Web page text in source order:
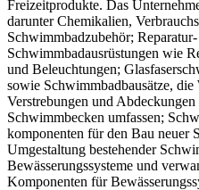
Freizeitprodukte. Das
darunter Chemikalien,
Schwimmbadzubehör;
Schwimmbadausrüstungen wie
und Beleuchtungen;
sowie Schwimmbadbausätze,
Verstrebungen und
Schwimmbecken umfassen;
komponenten für den Bau neuer
Umgestaltung bestehender
Bewässerungssysteme und
Komponenten für